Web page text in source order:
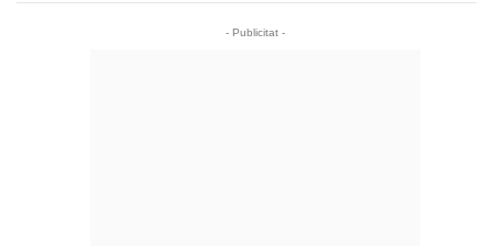
- Publicitat -